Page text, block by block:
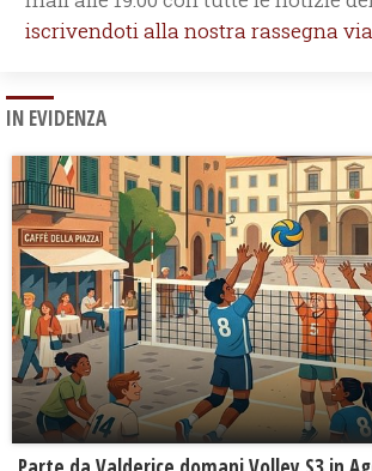
iscrivendoti alla nostra rassegna
IN EVIDENZA